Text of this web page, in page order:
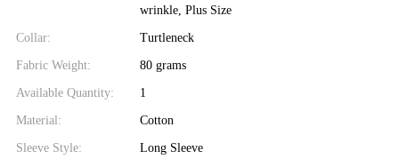
wrinkle, Plus Size
Collar: Turtleneck
Fabric Weight: 80 grams
Available Quantity: 1
Material: Cotton
Sleeve Style: Long Sleeve